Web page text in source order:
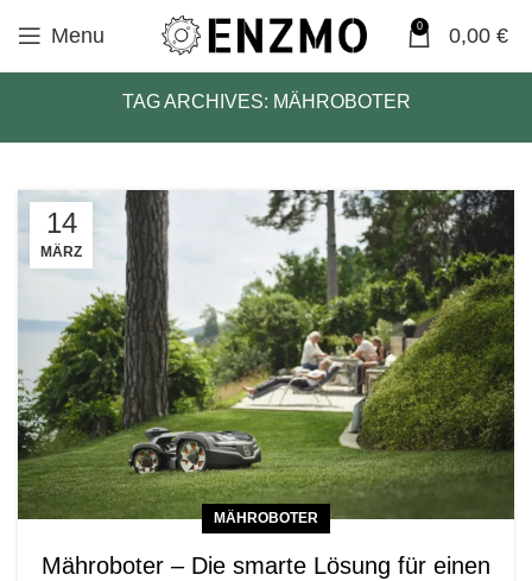
Menu 0 0,00 €
TAG ARCHIVES: MÄHROBOTER
14
MÄRZ
MÄHROBOTER
Mähroboter – Die smarte Lösung für einen